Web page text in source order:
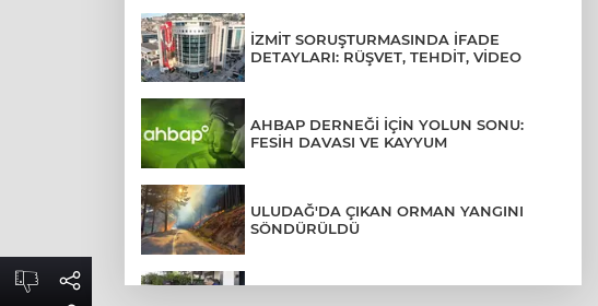
İZMİT SORUŞTURMASINDA İFADE
DETAYLARI: RÜŞVET, TEHDİT, VİDEO
AHBAP DERNEĞİ İÇİN YOLUN SONU:
FESİH DAVASI VE KAYYUM
ULUDAĞ'DA ÇIKAN ORMAN YANGINI
SÖNDÜRÜLDÜ